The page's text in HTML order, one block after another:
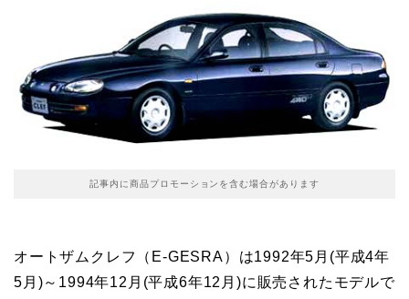
記事内に商品プロモーションを含む場合があります
オートザムクレフ（E-GESRA）は1992年5月(平成4年
5月)～1994年12月(平成6年12月)に販売されたモデルで